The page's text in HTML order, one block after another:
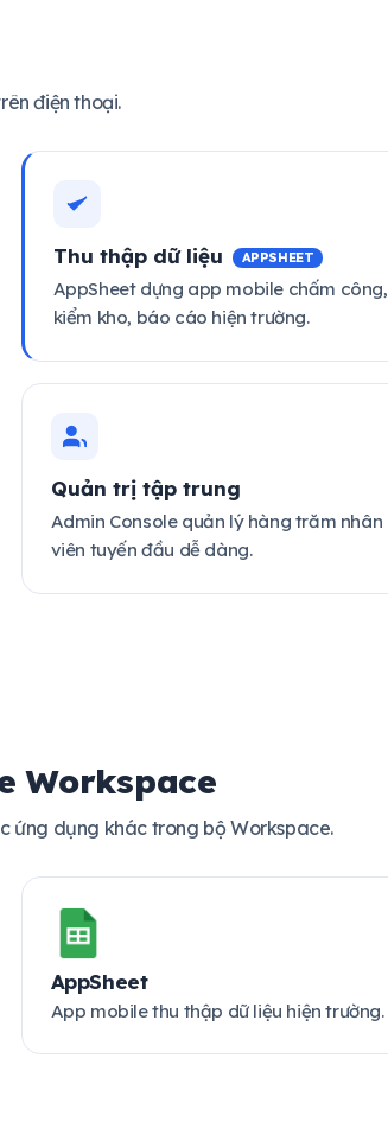
điện thoại.
Thu thập dữ liệu APPSHEET
AppSheet dựng app mobile chấm công,
kiểm kho, báo cáo hiện trường.
Quản trị tập trung
Admin Console quản lý hàng trăm nhân
viên tuyến đầu dễ dàng.
Workspace
ứng dụng khác trong bộ Workspace.
AppSheet
App mobile thu thập dữ liệu hiện trường.